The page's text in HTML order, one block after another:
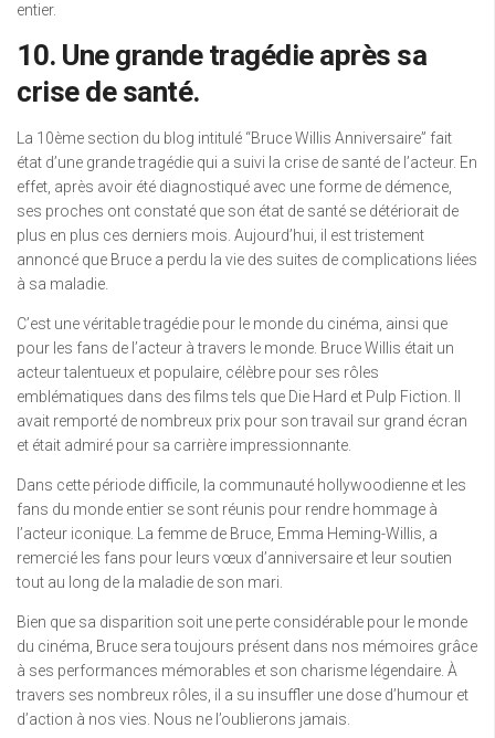
entier.
10. Une grande tragédie après sa
crise de santé.
La 10ème section du blog intitulé “Bruce Willis Anniversaire” fait
état d’une grande tragédie qui a suivi la crise de santé de l’acteur. En
effet, après avoir été diagnostiqué avec une forme de démence,
ses proches ont constaté que son état de santé se détériorait de
plus en plus ces derniers mois. Aujourd’hui, il est tristement
annoncé que Bruce a perdu la vie des suites de complications liées
à sa maladie.
C’est une véritable tragédie pour le monde du cinéma, ainsi que
pour les fans de l’acteur à travers le monde. Bruce Willis était un
acteur talentueux et populaire, célèbre pour ses rôles
emblématiques dans des films tels que Die Hard et Pulp Fiction. Il
avait remporté de nombreux prix pour son travail sur grand écran
et était admiré pour sa carrière impressionnante.
Dans cette période difficile, la communauté hollywoodienne et les
fans du monde entier se sont réunis pour rendre hommage à
l’acteur iconique. La femme de Bruce, Emma Heming-Willis, a
remercié les fans pour leurs vœux d’anniversaire et leur soutien
tout au long de la maladie de son mari.
Bien que sa disparition soit une perte considérable pour le monde
du cinéma, Bruce sera toujours présent dans nos mémoires grâce
à ses performances mémorables et son charisme légendaire. À
travers ses nombreux rôles, il a su insuffler une dose d’humour et
d’action à nos vies. Nous ne l’oublierons jamais.